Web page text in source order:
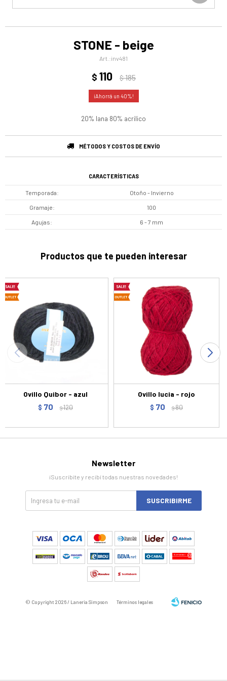
STONE - beige
inv481
$ 110 $185
40
20% lana 80% acrilico
MÉTODOS Y COSTOS DE ENVÍO
CARACTERÍSTICAS
Temporada Otoño - Invierno
Gramaje 100
Agujas 6 - 7 mm
Productos que te pueden interesar
Ovillo Quibor - azul
$ 70 $120
Ovillo lucia - rojo
$ 70 $80
Newsletter
¡Suscribite y recibí todas nuestras novedades!
SUSCRIBIRME
© Copyright 2026 / Laneria Simpson Términos legales